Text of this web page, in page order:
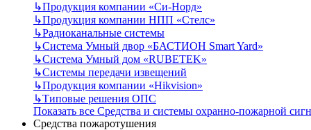
↳Продукция компании «Си-Норд»
↳Продукция компании НПП «Стелс»
↳Радиоканальные системы
↳Система Умный двор «БАСТИОН Smart Yard»
↳Система Умный дом «RUBETEK»
↳Системы передачи извещений
↳Продукция компании «Hikvision»
↳Типовые решения ОПС
Показать все Средства и системы охранно-пожарной
Средства пожаротушения